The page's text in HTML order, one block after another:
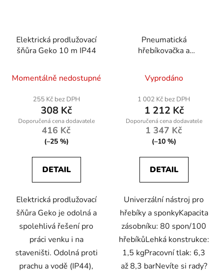
Elektrická prodlužovací
šňůra Geko 10 m IP44
Momentálně nedostupné
255 Kč bez DPH
308 Kč
416 Kč
(–25 %)
DETAIL
Elektrická prodlužovací
šňůra Geko je odolná a
spolehlivá řešení pro
práci venku i na
staveništi. Odolná proti
prachu a vodě (IP44),
Pneumatická
hřebíkovačka a
GZP-18GAM
Vyprodáno
1 002 Kč bez DPH
1 212 Kč
1 347 Kč
(–10 %)
DETAIL
Univerzální nástroj pro
hřebíky a sponkyKapacita
zásobníku: 80 spon/100
hřebíkůLehká konstrukce:
1,5 kgPracovní tlak: 6,3
až 8,3 barNevíte si rady?